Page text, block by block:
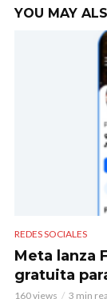
YOU MAY
REDES SOCIALES
Meta lanza
gratuita
160 views 3 min